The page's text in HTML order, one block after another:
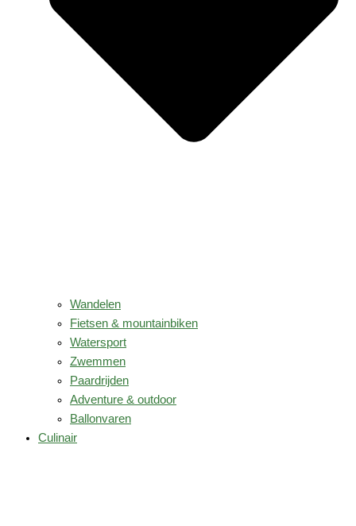
Wandelen
Fietsen & mountainbiken
Watersport
Zwemmen
Paardrijden
Adventure & outdoor
Ballonvaren
Culinair